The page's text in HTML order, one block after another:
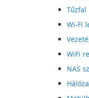
Tűzfal
Wi-Fi
WiFi
NAS